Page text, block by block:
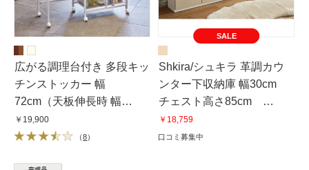
広がる調理台付き 多段キッ
チンストッカー 幅
72cm（天板伸長時 幅
120cm）
￥19,900
（8）
SALE
Shkira/シュキラ 革調カウ
ンター下収納庫 幅30cm
チェスト高さ85cm
〈マットベージュ〉
￥18,759
口コミ募集中